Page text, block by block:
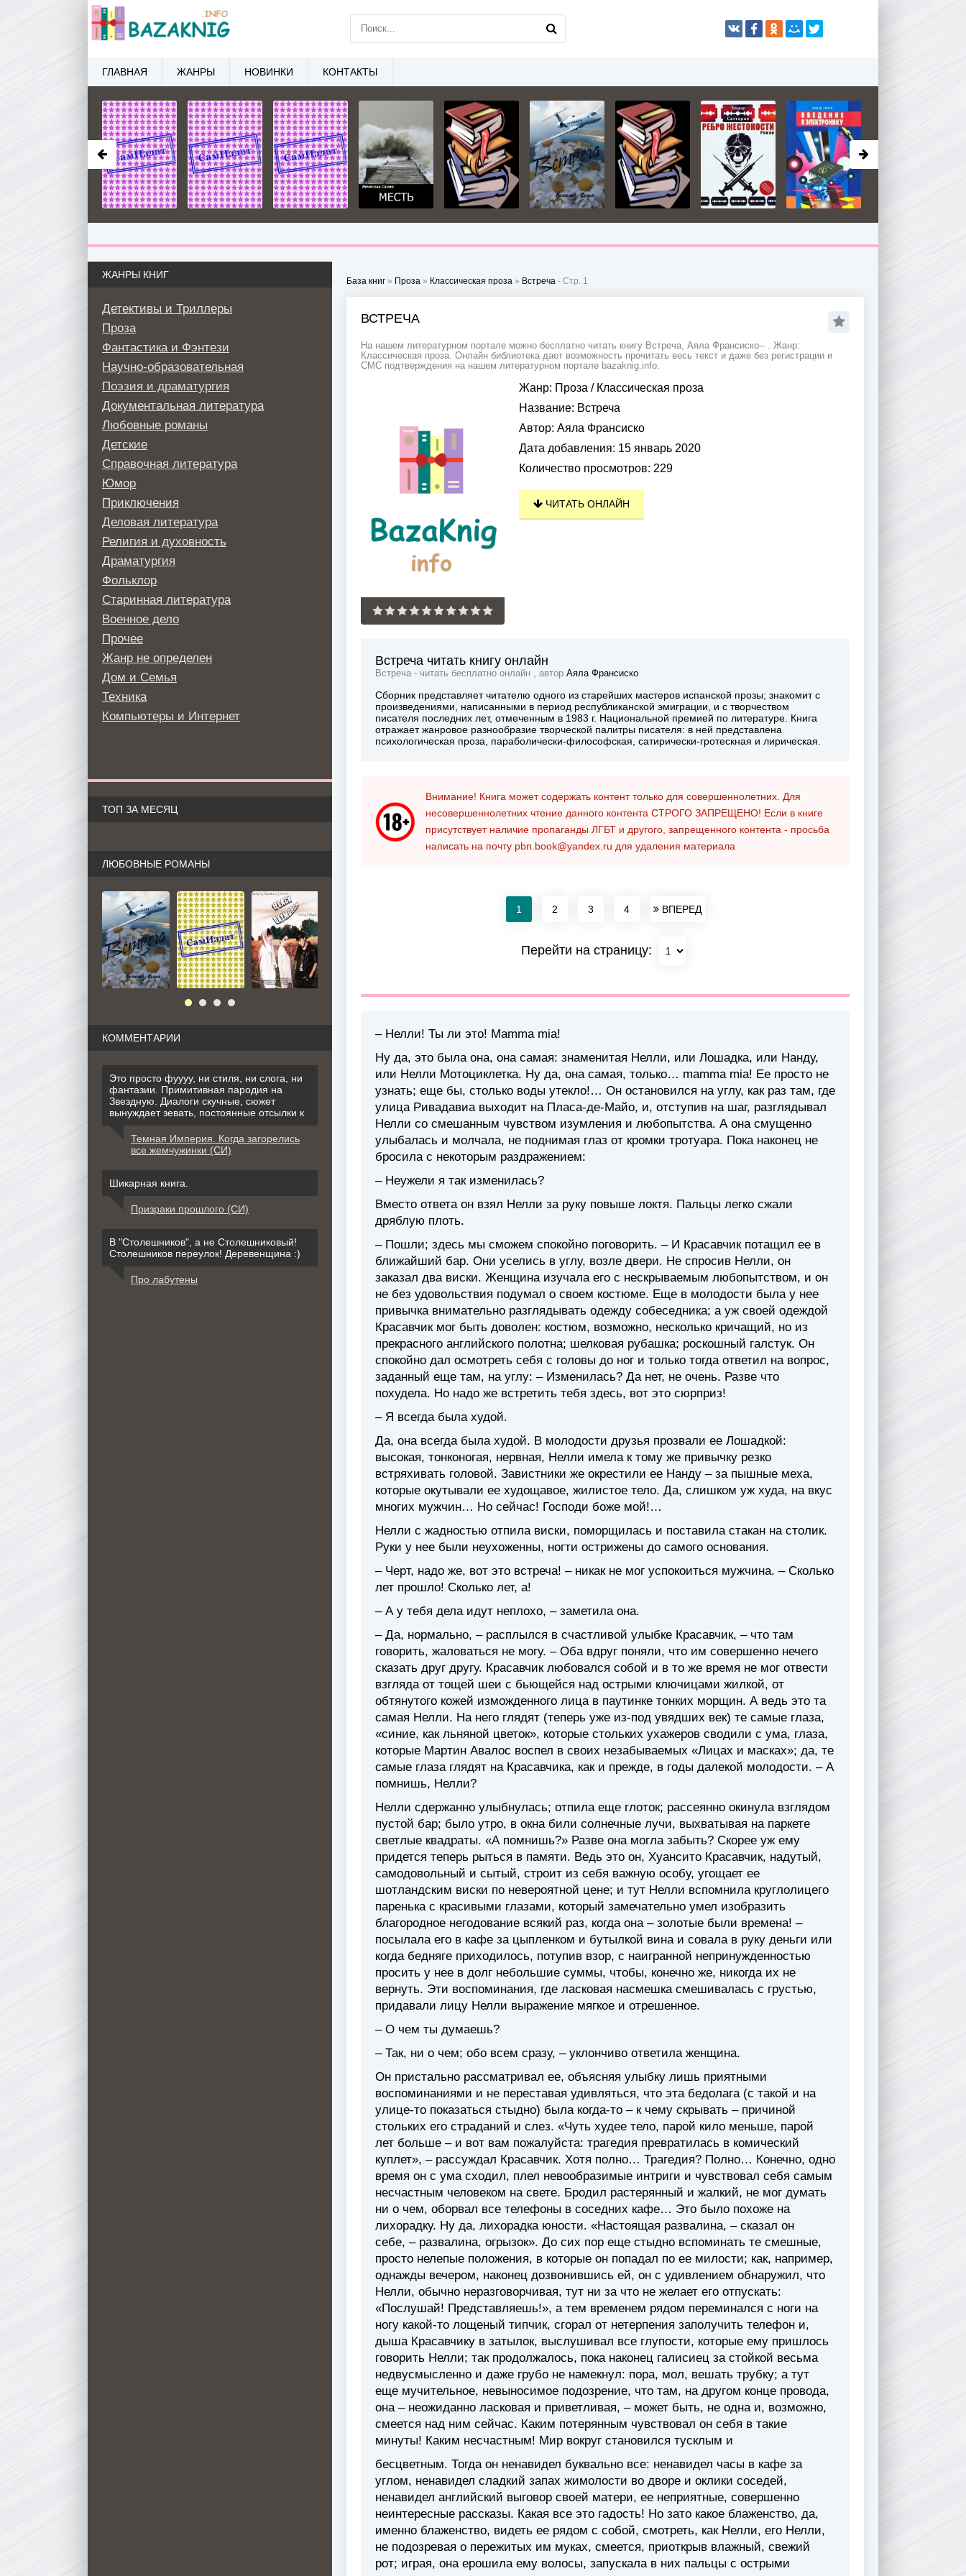
База книг » Проза » Классическая проза » Встреча - Стр. 1
ВСТРЕЧА
На нашем литературном портале можно бесплатно читать книгу Встреча, Аяла Франсиско-- . Жанр:
Классическая проза. Онлайн библиотека дает возможность прочитать весь текст и даже без регистрации и
СМС подтверждения на нашем литературном портале bazaknig.info.
Жанр: Проза / Классическая проза
Название: Встреча
Автор: Аяла Франсиско
Дата добавления: 15 январь 2020
Количество просмотров: 229
ЧИТАТЬ ОНЛАЙН
Встреча читать книгу онлайн
Встреча - читать бесплатно онлайн , автор Аяла Франсиско
Сборник представляет читателю одного из старейших мастеров испанской прозы; знакомит с
произведениями, написанными в период республиканской эмиграции, и с творчеством
писателя последних лет, отмеченным в 1983 г. Национальной премией по литературе. Книга
отражает жанровое разнообразие творческой палитры писателя: в ней представлена
психологическая проза, параболически-философская, сатирически-гротескная и лирическая.
Внимание! Книга может содержать контент только для совершеннолетних. Для
несовершеннолетних чтение данного контента СТРОГО ЗАПРЕЩЕНО! Если в книге
присутствует наличие пропаганды ЛГБТ и другого, запрещенного контента - просьба
написать на почту pbn.book@yandex.ru для удаления материала
1 2 3 4 ВПЕРЕД
Перейти на страницу:
– Нелли! Ты ли это! Mamma mia!
Ну да, это была она, она самая: знаменитая Нелли, или Лошадка, или Нанду,
или Нелли Мотоциклетка. Ну да, она самая, только… mamma mia! Ее просто не
узнать; еще бы, столько воды утекло!… Он остановился на углу, как раз там, где
улица Ривадавиа выходит на Пласа-де-Майо, и, отступив на шаг, разглядывал
Нелли со смешанным чувством изумления и любопытства. А она смущенно
улыбалась и молчала, не поднимая глаз от кромки тротуара. Пока наконец не
бросила с некоторым раздражением:
– Неужели я так изменилась?
Вместо ответа он взял Нелли за руку повыше локтя. Пальцы легко сжали
дряблую плоть.
– Пошли; здесь мы сможем спокойно поговорить. – И Красавчик потащил ее в
ближайший бар. Они уселись в углу, возле двери. Не спросив Нелли, он
заказал два виски. Женщина изучала его с нескрываемым любопытством, и он
не без удовольствия подумал о своем костюме. Еще в молодости была у нее
привычка внимательно разглядывать одежду собеседника; а уж своей одеждой
Красавчик мог быть доволен: костюм, возможно, несколько кричащий, но из
прекрасного английского полотна; шелковая рубашка; роскошный галстук. Он
спокойно дал осмотреть себя с головы до ног и только тогда ответил на вопрос,
заданный еще там, на углу: – Изменилась? Да нет, не очень. Разве что
похудела. Но надо же встретить тебя здесь, вот это сюрприз!
– Я всегда была худой.
Да, она всегда была худой. В молодости друзья прозвали ее Лошадкой:
высокая, тонконогая, нервная, Нелли имела к тому же привычку резко
встряхивать головой. Завистники же окрестили ее Нанду – за пышные меха,
которые окутывали ее худощавое, жилистое тело. Да, слишком уж худа, на вкус
многих мужчин… Но сейчас! Господи боже мой!…
Нелли с жадностью отпила виски, поморщилась и поставила стакан на столик.
Руки у нее были неухоженны, ногти острижены до самого основания.
– Черт, надо же, вот это встреча! – никак не мог успокоиться мужчина. – Сколько
лет прошло! Сколько лет, а!
– А у тебя дела идут неплохо, – заметила она.
– Да, нормально, – расплылся в счастливой улыбке Красавчик, – что там
говорить, жаловаться не могу. – Оба вдруг поняли, что им совершенно нечего
сказать друг другу. Красавчик любовался собой и в то же время не мог отвести
взгляда от тощей шеи с бьющейся над острыми ключицами жилкой, от
обтянутого кожей изможденного лица в паутинке тонких морщин. А ведь это та
самая Нелли. На него глядят (теперь уже из-под увядших век) те самые глаза,
«синие, как льняной цветок», которые стольких ухажеров сводили с ума, глаза,
которые Мартин Авалос воспел в своих незабываемых «Лицах и масках»; да, те
самые глаза глядят на Красавчика, как и прежде, в годы далекой молодости. – А
помнишь, Нелли?
Нелли сдержанно улыбнулась; отпила еще глоток; рассеянно окинула взглядом
пустой бар; было утро, в окна били солнечные лучи, выхватывая на паркете
светлые квадраты. «А помнишь?» Разве она могла забыть? Скорее уж ему
придется теперь рыться в памяти. Ведь это он, Хуансито Красавчик, надутый,
самодовольный и сытый, строит из себя важную особу, угощает ее
шотландским виски по невероятной цене; и тут Нелли вспомнила круглолицего
паренька с красивыми глазами, который замечательно умел изобразить
благородное негодование всякий раз, когда она – золотые были времена! –
посылала его в кафе за цыпленком и бутылкой вина и совала в руку деньги или
когда бедняге приходилось, потупив взор, с наигранной непринужденностью
просить у нее в долг небольшие суммы, чтобы, конечно же, никогда их не
вернуть. Эти воспоминания, где ласковая насмешка смешивалась с грустью,
придавали лицу Нелли выражение мягкое и отрешенное.
– О чем ты думаешь?
– Так, ни о чем; обо всем сразу, – уклончиво ответила женщина.
Он пристально рассматривал ее, объясняя улыбку лишь приятными
воспоминаниями и не переставая удивляться, что эта бедолага (с такой и на
улице-то показаться стыдно) была когда-то – к чему скрывать – причиной
стольких его страданий и слез. «Чуть худее тело, парой кило меньше, парой
лет больше – и вот вам пожалуйста: трагедия превратилась в комический
куплет», – рассуждал Красавчик. Хотя полно… Трагедия? Полно… Конечно, одно
время он с ума сходил, плел невообразимые интриги и чувствовал себя самым
несчастным человеком на свете. Бродил растерянный и жалкий, не мог думать
ни о чем, оборвал все телефоны в соседних кафе… Это было похоже на
лихорадку. Ну да, лихорадка юности. «Настоящая развалина, – сказал он
себе, – развалина, огрызок». До сих пор еще стыдно вспоминать те смешные,
просто нелепые положения, в которые он попадал по ее милости; как, например,
однажды вечером, наконец дозвонившись ей, он с удивлением обнаружил, что
Нелли, обычно неразговорчивая, тут ни за что не желает его отпускать:
«Послушай! Представляешь!», а тем временем рядом переминался с ноги на
ногу какой-то лощеный типчик, сгорал от нетерпения заполучить телефон и,
дыша Красавчику в затылок, выслушивал все глупости, которые ему пришлось
говорить Нелли; так продолжалось, пока наконец галисиец за стойкой весьма
недвусмысленно и даже грубо не намекнул: пора, мол, вешать трубку; а тут
еще мучительное, невыносимое подозрение, что там, на другом конце провода,
она – неожиданно ласковая и приветливая, – может быть, не одна и, возможно,
смеется над ним сейчас. Каким потерянным чувствовал он себя в такие
минуты! Каким несчастным! Мир вокруг становился тусклым и
бесцветным. Тогда он ненавидел буквально все: ненавидел часы в кафе за
углом, ненавидел сладкий запах жимолости во дворе и оклики соседей,
ненавидел английский выговор своей матери, ее неприятные, совершенно
неинтересные рассказы. Какая все это гадость! Но зато какое блаженство, да,
именно блаженство, видеть ее рядом с собой, смотреть, как Нелли, его Нелли,
не подозревая о пережитых им муках, смеется, приоткрыв влажный, свежий
рот; играя, она ерошила ему волосы, запускала в них пальцы с острыми
ЖАНРЫ КНИГ
Детективы и Триллеры
Проза
Фантастика и Фэнтези
Научно-образовательная
Поэзия и драматургия
Документальная литература
Любовные романы
Детские
Справочная литература
Юмор
Приключения
Деловая литература
Религия и духовность
Драматургия
Фольклор
Старинная литература
Военное дело
Прочее
Жанр не определен
Дом и Семья
Техника
Компьютеры и Интернет
ТОП ЗА МЕСЯЦ
ЛЮБОВНЫЕ РОМАНЫ
КОММЕНТАРИИ
Это просто фуууу, ни стиля, ни слога, ни
фантазии. Примитивная пародия на
Звездную. Диалоги скучные, сюжет
вынуждает зевать, постоянные отсылки к
Темная Империя. Когда загорелись
все жемчужинки (СИ)
Шикарная книга.
Призраки прошлого (СИ)
В "Столешников", а не Столешниковый!
Столешников переулок! Деревенщина :)
Про лабутены
ГЛАВНАЯ ЖАНРЫ НОВИНКИ КОНТАКТЫ